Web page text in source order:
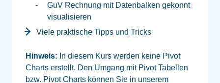
GuV Rechnung mit Datenbalken gekonnt
visualisieren
Viele praktische Tipps und Tricks
Hinweis: In diesem Kurs werden keine Pivot
Charts erstellt. Den Umgang mit Pivot Tabellen
bzw. Pivot Charts können Sie in unserem